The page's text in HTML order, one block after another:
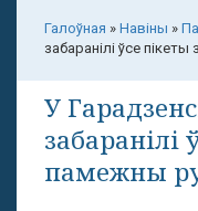
Галоўная » Навіны »
забаранілі ўсе
У
памежны